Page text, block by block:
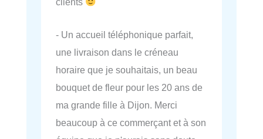
- Un accueil téléphonique parfait,
une livraison dans le créneau
horaire que je souhaitais, un beau
bouquet de fleur pour les 20 ans de
ma grande fille à Dijon. Merci
beaucoup à ce commerçant et à son